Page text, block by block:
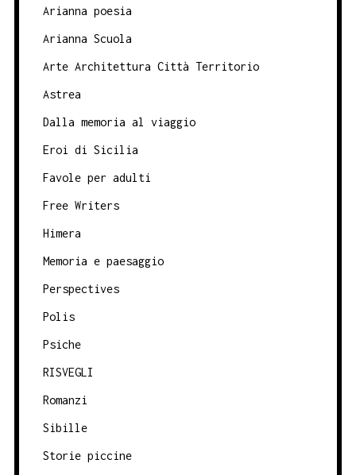
Arianna poesia
Arianna Scuola
Arte Architettura Città Territorio
Astrea
Dalla memoria al viaggio
Eroi di Sicilia
Favole per adulti
Free Writers
Himera
Memoria e paesaggio
Perspectives
Polis
Psiche
RISVEGLI
Romanzi
Sibille
Storie piccine